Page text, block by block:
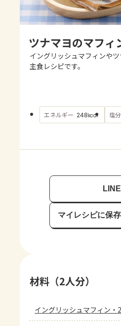
レシピ
よくあるお問い合わ
AJINOMOTO PARK とは
ツナマヨのマフィ
イングリッシュマフィンや
主食レシピです。
エネルギー 248kcal 塩分
マイレシピに保存
保存済み
材料（2人分）
イングリッシュマフィン・